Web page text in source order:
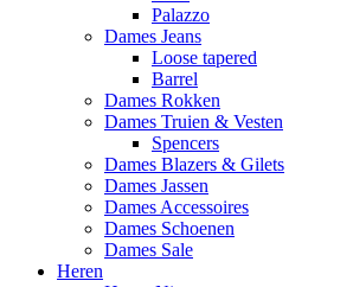
Palazzo
Dames Jeans
Loose tapered
Barrel
Dames Rokken
Dames Truien & Vesten
Spencers
Dames Blazers & Gilets
Dames Jassen
Dames Accessoires
Dames Schoenen
Dames Sale
Heren